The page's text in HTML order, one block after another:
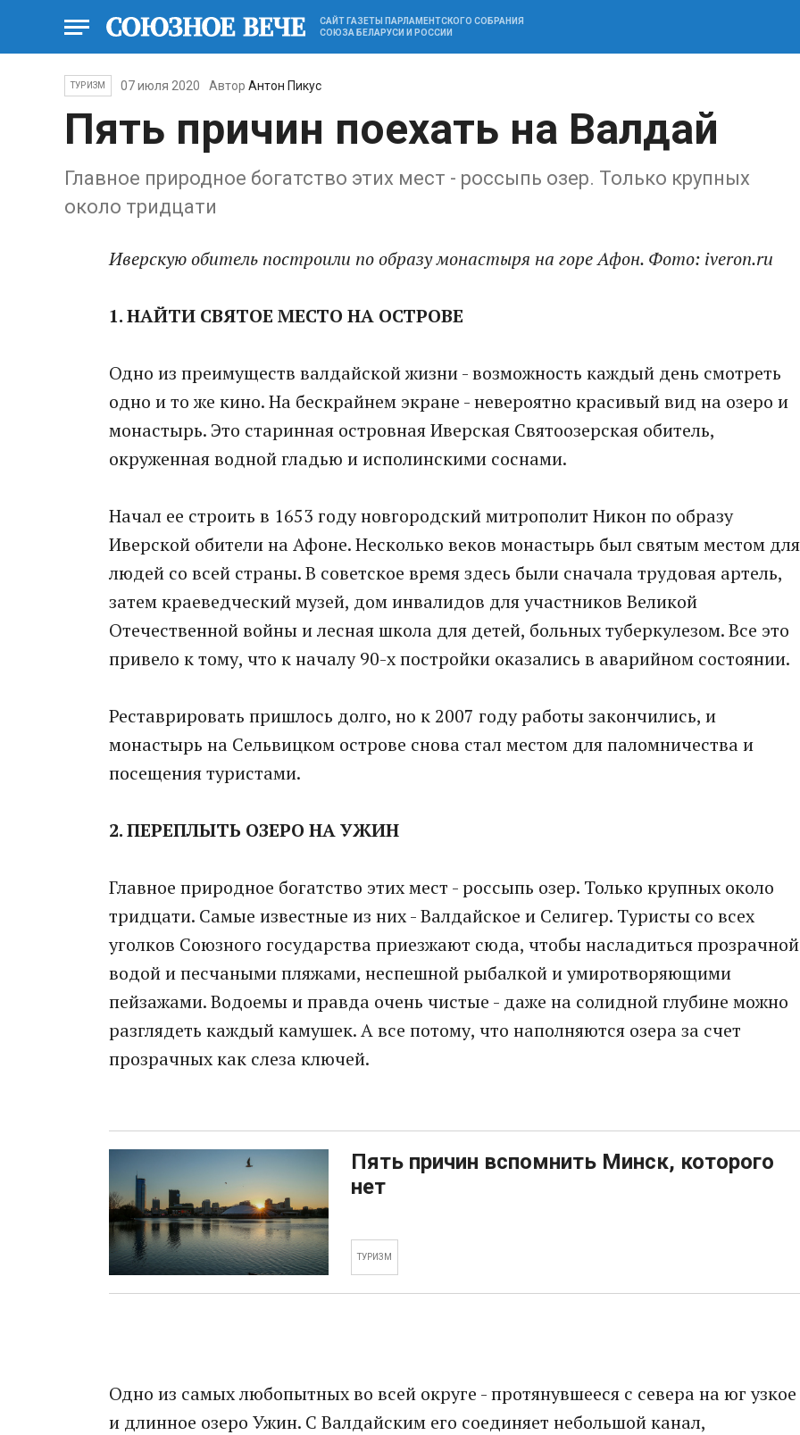
САЙТ ГАЗЕТЫ ПАРЛАМЕНТСКОГО СОБРАНИЯ
СОЮЗА БЕЛАРУСИ И РОССИИ
ТУРИЗМ 07 июля 2020 АвторАнтон Пикус
Пять причин поехать на Валдай
Главное природное богатство этих мест - россыпь озер. Только крупных
около тридцати
Иверскую обитель построили по образу монастыря на горе Афон. Фото: iveron.ru
1. НАЙТИ СВЯТОЕ МЕСТО НА ОСТРОВЕ
Одно из преимуществ валдайской жизни - возможность каждый день смотреть
одно и то же кино. На бескрайнем экране - невероятно красивый вид на озеро и
монастырь. Это старинная островная Иверская Святоозерская обитель,
окруженная водной гладью и исполинскими соснами.
Начал ее строить в 1653 году новгородский митрополит Никон по образу
Иверской обители на Афоне. Несколько веков монастырь был святым местом для
людей со всей страны. В советское время здесь были сначала трудовая артель,
затем краеведческий музей, дом инвалидов для участников Великой
Отечественной войны и лесная школа для детей, больных туберкулезом. Все это
привело к тому, что к началу 90-х постройки оказались в аварийном состоянии.
Реставрировать пришлось долго, но к 2007 году работы закончились, и
монастырь на Сельвицком острове снова стал местом для паломничества и
посещения туристами.
2. ПЕРЕПЛЫТЬ ОЗЕРО НА УЖИН
Главное природное богатство этих мест - россыпь озер. Только крупных около
тридцати. Самые известные из них - Валдайское и Селигер. Туристы со всех
уголков Союзного государства приезжают сюда, чтобы насладиться прозрачной
водой и песчаными пляжами, неспешной рыбалкой и умиротворяющими
пейзажами. Водоемы и правда очень чистые - даже на солидной глубине можно
разглядеть каждый камушек. А все потому, что наполняются озера за счет
прозрачных как слеза ключей.
Пять причин вспомнить Минск, которого
нет
ТУРИЗМ
Одно из самых любопытных во всей округе - протянувшееся с севера на юг узкое
и длинное озеро Ужин. С Валдайским его соединяет небольшой канал,